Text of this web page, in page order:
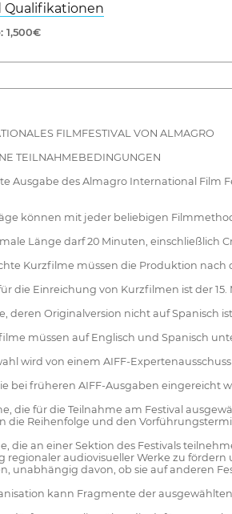
Qualifikationen
1,500€
FILMFESTIVAL VON ALMAGRO
TEILNAHMEBEDINGUNGEN
Ausgabe des Almagro International Film
können mit jeder beliebigen
Länge darf 20 Minuten, einschließlich
Kurzfilme müssen die Produktion nach
die Einreichung von Kurzfilmen ist der 15.
deren Originalversion nicht auf Spanisch
müssen auf Englisch und Spanisch
wird von einem AIFF-
bei früheren AIFF-Ausgaben eingereicht
die für die Teilnahme am Festival
die Reihenfolge und den
die an einer Sektion des Festivals
regionaler audiovisueller Werke zu
unabhängig davon, ob sie auf anderen
kann Fragmente der